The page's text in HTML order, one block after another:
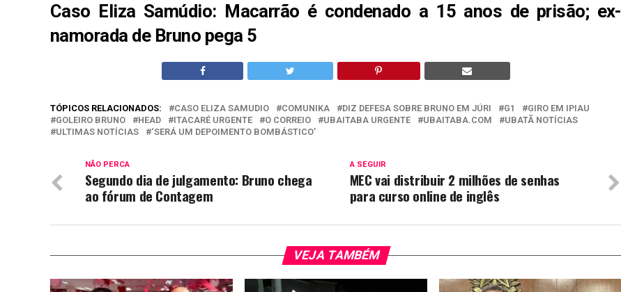
Caso Eliza Samúdio: Macarrão é condenado a 15 anos de prisão; ex-
namorada de Bruno pega 5
TÓPICOS RELACIONADOS: CASO ELIZA SAMUDIO COMUNIKA DIZ DEFESA SOBRE BRUNO EM JÚRI G1
GIRO EM IPIAU
GOLEIRO BRUNO
HEAD ITACARÉ URGENTE O CORREIO UBAITABA URGENTE UBAITABA.COM
UBATÃ NOTÍCIAS
ULTIMAS NOTÍCIAS
‘SERÁ UM DEPOIMENTO BOMBÁSTICO’
A SEGUIR
MEC vai distribuir 2 milhões de senhas
para curso online de inglês
NÃO PERCA
Segundo dia de julgamento: Bruno chega
ao fórum de Contagem
VEJA TAMBÉM